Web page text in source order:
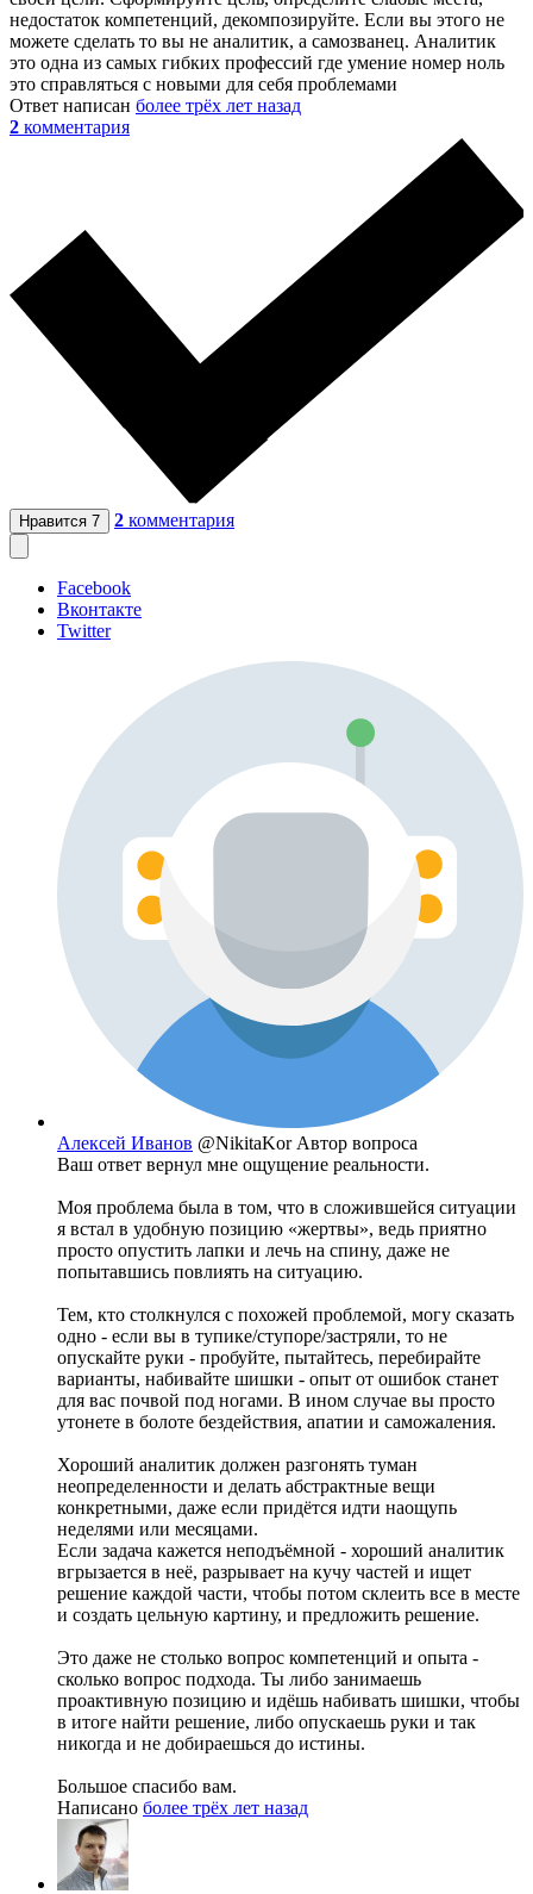
недостаток компетенций, декомпозируйте. Если вы этого не
можете сделать то вы не аналитик, а самозванец. Аналитик
это одна из самых гибких профессий где умение номер ноль
это справляться с новыми для себя проблемами
Ответ написан более трёх лет назад
2 комментария
Нравится 7 2 комментария
Facebook
Вконтакте
Twitter
Алексей Иванов @NikitaKor Автор вопроса
Ваш ответ вернул мне ощущение реальности.
Моя проблема была в том, что в сложившейся ситуации
я встал в удобную позицию «жертвы», ведь приятно
просто опустить лапки и лечь на спину, даже не
попытавшись повлиять на ситуацию.
Тем, кто столкнулся с похожей проблемой, могу сказать
одно - если вы в тупике/ступоре/застряли, то не
опускайте руки - пробуйте, пытайтесь, перебирайте
варианты, набивайте шишки - опыт от ошибок станет
для вас почвой под ногами. В ином случае вы просто
утонете в болоте бездействия, апатии и саможаления.
Хороший аналитик должен разгонять туман
неопределенности и делать абстрактные вещи
конкретными, даже если придётся идти наощупь
неделями или месяцами.
Если задача кажется неподъёмной - хороший аналитик
вгрызается в неё, разрывает на кучу частей и ищет
решение каждой части, чтобы потом склеить все в месте
и создать цельную картину, и предложить решение.
Это даже не столько вопрос компетенций и опыта -
сколько вопрос подхода. Ты либо занимаешь
проактивную позицию и идёшь набивать шишки, чтобы
в итоге найти решение, либо опускаешь руки и так
никогда и не добираешься до истины.
Большое спасибо вам.
Написано более трёх лет назад